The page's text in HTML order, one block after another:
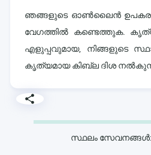
ഞങ്ങളുടെ ഓൺലൈൻ
വേഗത്തിൽ കണ്ടെത്തുക.
എളുപ്പവുമായ, നിങ്ങളുടെ
കൃത്യമായ കിബ്ല ദിശ
സ്ഥലം സേവനങ്ങൾ: